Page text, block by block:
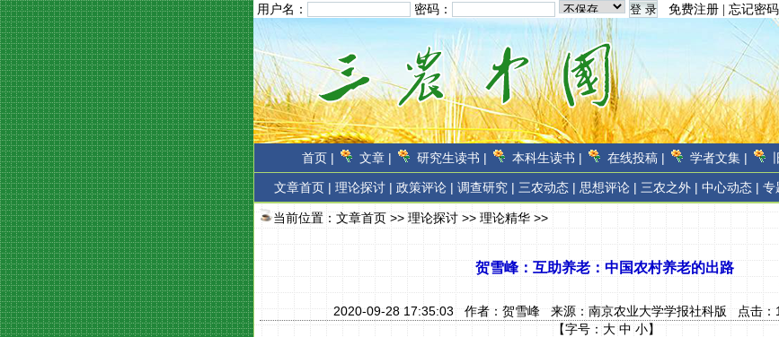
用户名： 密码： 免费注册 忘记密码
首页 | 文章 | 研究生读书 | 本科生读书 | 在线投稿 | 学者文集 |
文章首页 | 理论探讨 | 政策评论 | 调查研究 | 三农动态 | 思想评论 | 三农之外 | 中心动态 | 专
当前位置： 文章首页 >>理论探讨 >> 理论精华 >>
贺雪峰：互助养老：中国农村养老的出路
2020-09-28 17:35:03 作者：贺雪峰来源：南京农业大学学报社科版点击：
【字号：大 中 小】